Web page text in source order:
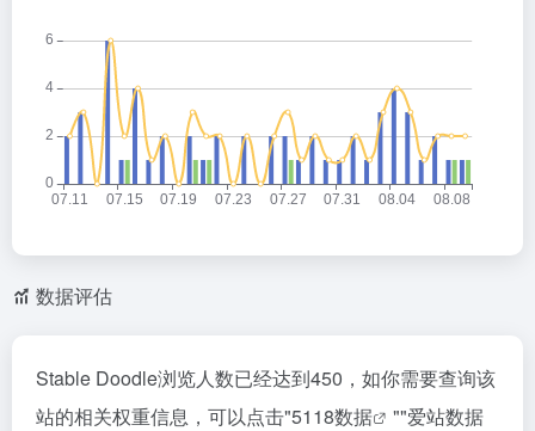
数据评估
Stable Doodle浏览人数已经达到450，如你需要查询该
站的相关权重信息，可以点击"5118数据 ""爱站数据